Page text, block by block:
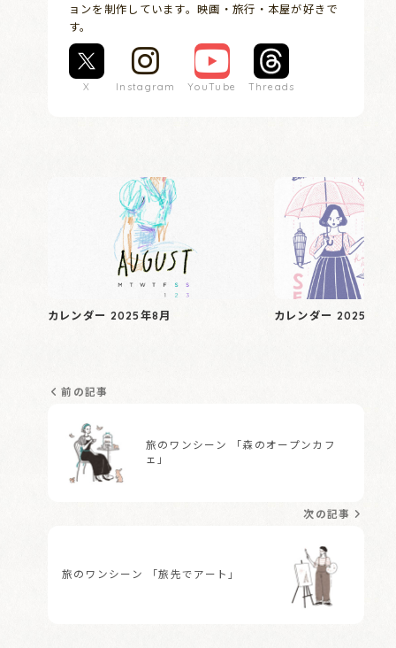
ョンを制作しています。映画・旅行・本屋が好きで
す。
X Instagram YouTube Threads
カレンダー 2025年8月 カレンダー 2025年6
前の記事
旅のワンシーン 「森のオープンカフ
ェ」
次の記事
旅のワンシーン 「旅先でアート」